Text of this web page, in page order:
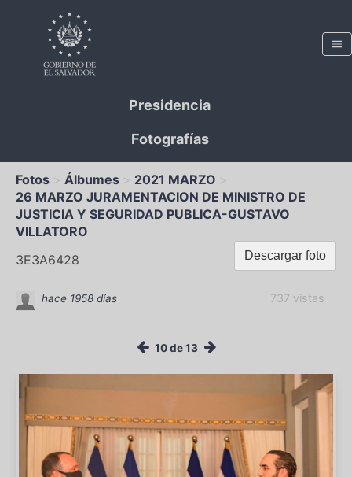
Presidencia
Fotografías
Fotos Álbumes
2021 MARZO
26 MARZO JURAMENTACION DE MINISTRO DE
JUSTICIA Y SEGURIDAD PUBLICA-GUSTAVO
VILLATORO
Descargar foto
3E3A6428
737 vistas
hace 1958 días
10 de 13